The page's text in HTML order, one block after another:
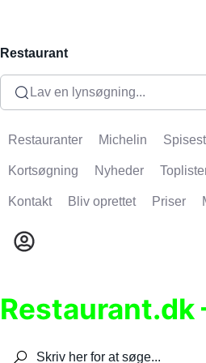
Restaurant
Lav en lynsøgning...
Restauranter Michelin
Kortsøgning Nyheder
Kontakt Bliv oprettet Priser
Restaurant.dk